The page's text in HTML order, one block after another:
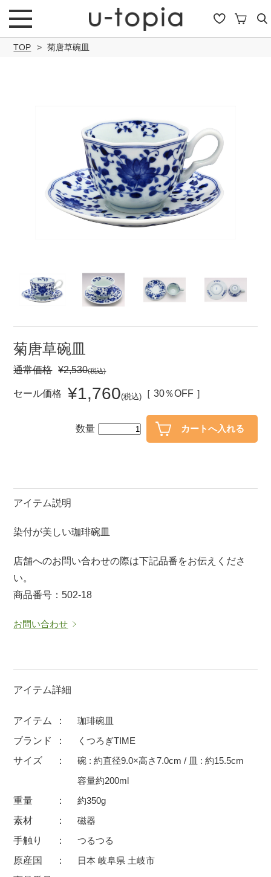
キーワード
セール
アイテム
小皿 中皿・取皿
長皿・さんま皿 付出皿
ポット
マグカップ 蓋付マグ
そば千代口
小抹茶碗
箸・カトラリー
置物
500円未満
500円～
1,500円〜
5,000円～9,999円 5,000円〜
TOP 菊唐草碗皿
菊唐草碗皿
通常価格 ¥2,530(税込)
セール価格 ¥1,760(税込) ［ 30％OFF ］
数量
アイテム説明
染付が美しい珈琲碗皿
店舗へのお問い合わせの際は下記品番をお伝えくださ
い。
商品番号：502-18
お問い合わせ
アイテム詳細
アイテム
珈琲碗皿
ブランド
くつろぎTIME
サイズ
碗 : 約直径9.0×高さ7.0cm / 皿 : 約15.5cm
容量約200ml
重量
約350g
素材
磁器
手触り
つるつる
原産国
日本 岐阜県 土岐市